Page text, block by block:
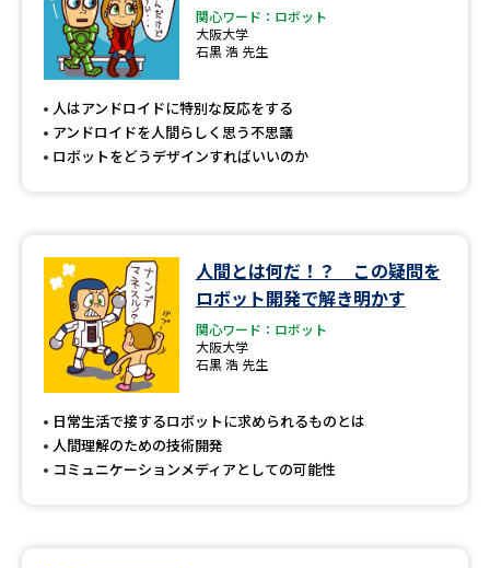
デジタルパンフレット
新学年スタート号特集ページ
（高3生用）
（高2生用）
SELFBRAND特集ページ
オープンキャンパス検索 実施プログラムから探す
来場型・Web型イベント特集 夢ナビライブ
受験準備 資料検索
関心ワード：ロボット
大阪大学
石黒 浩 先生
人はアンドロイドに特別な反応をする
アンドロイドを人間らしく思う不思議
ロボットをどうデザインすればいいのか
人間とは何だ！？ この疑問を
ロボット開発で解き明かす
関心ワード：ロボット
大阪大学
石黒 浩 先生
日常生活で接するロボットに求められるものとは
人間理解のための技術開発
コミュニケーションメディアとしての可能性